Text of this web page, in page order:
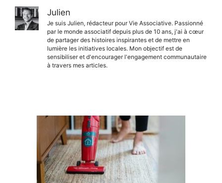
Julien
Je suis Julien, rédacteur pour Vie Associative. Passionné
par le monde associatif depuis plus de 10 ans, j'ai à cœur
de partager des histoires inspirantes et de mettre en
lumière les initiatives locales. Mon objectif est de
sensibiliser et d'encourager l'engagement communautaire
à travers mes articles.